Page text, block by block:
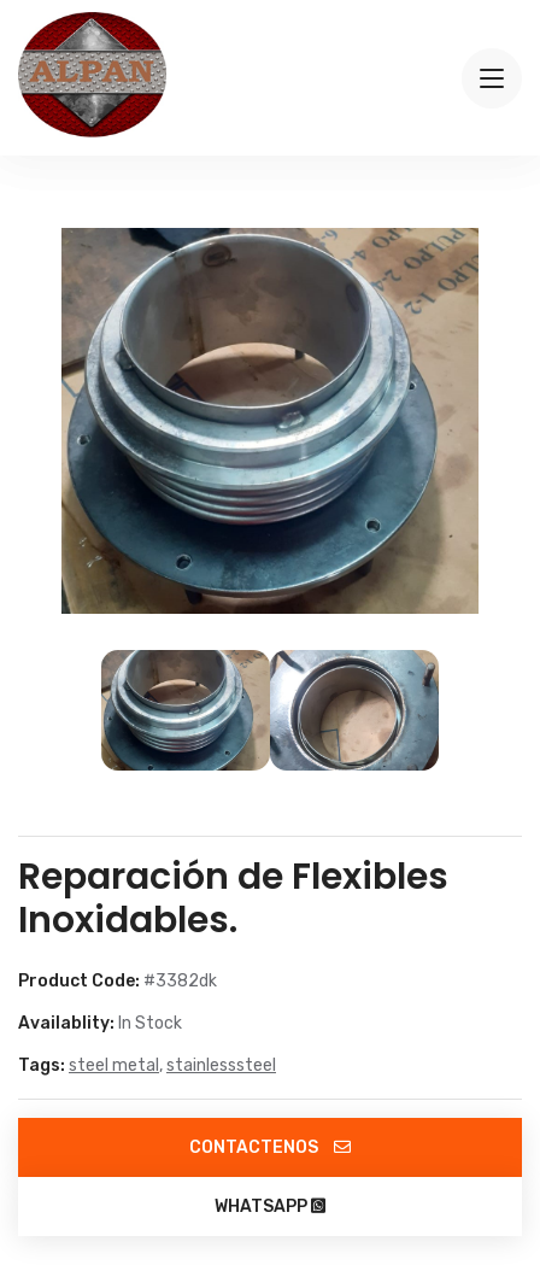
Reparación de Flexibles
Inoxidables.
Product Code: #3382dk
Availablity: In Stock
Tags: steel metal ,stainlesssteel
CONTACTENOS
WHATSAPP